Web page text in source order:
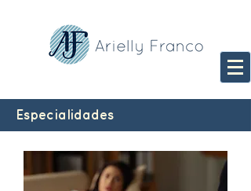
Especialidades